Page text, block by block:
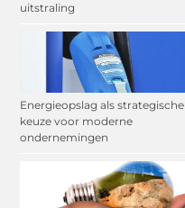
uitstraling
Energieopslag als strategische
keuze voor moderne
ondernemingen